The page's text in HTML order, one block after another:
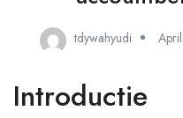
tdywahyudi
Introductie